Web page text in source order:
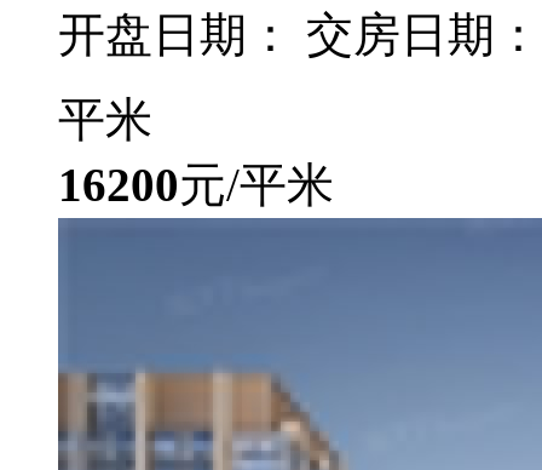
开盘日期： 交房日期：
平米
16200元/平米